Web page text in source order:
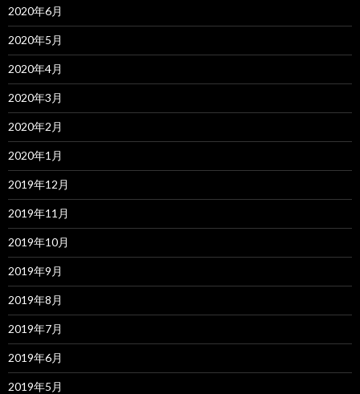
2020年6月
2020年5月
2020年4月
2020年3月
2020年2月
2020年1月
2019年12月
2019年11月
2019年10月
2019年9月
2019年8月
2019年7月
2019年6月
2019年5月